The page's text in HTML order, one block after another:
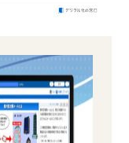
Schoo for Business